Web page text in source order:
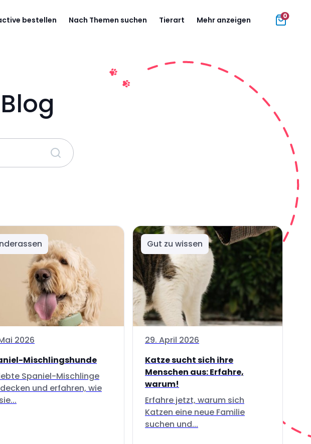
bestellen Nach Themen suchen Tierart Mehr anzeigen 0
Blog
2026
Mischlingshunde
Spaniel-Mischlinge
und erfahren, wie
Gut zu wissen
29. April 2026
Katze sucht sich ihre
Menschen aus: Erfahre,
warum!
Erfahre jetzt, warum sich
Katzen eine neue Familie
suchen und...